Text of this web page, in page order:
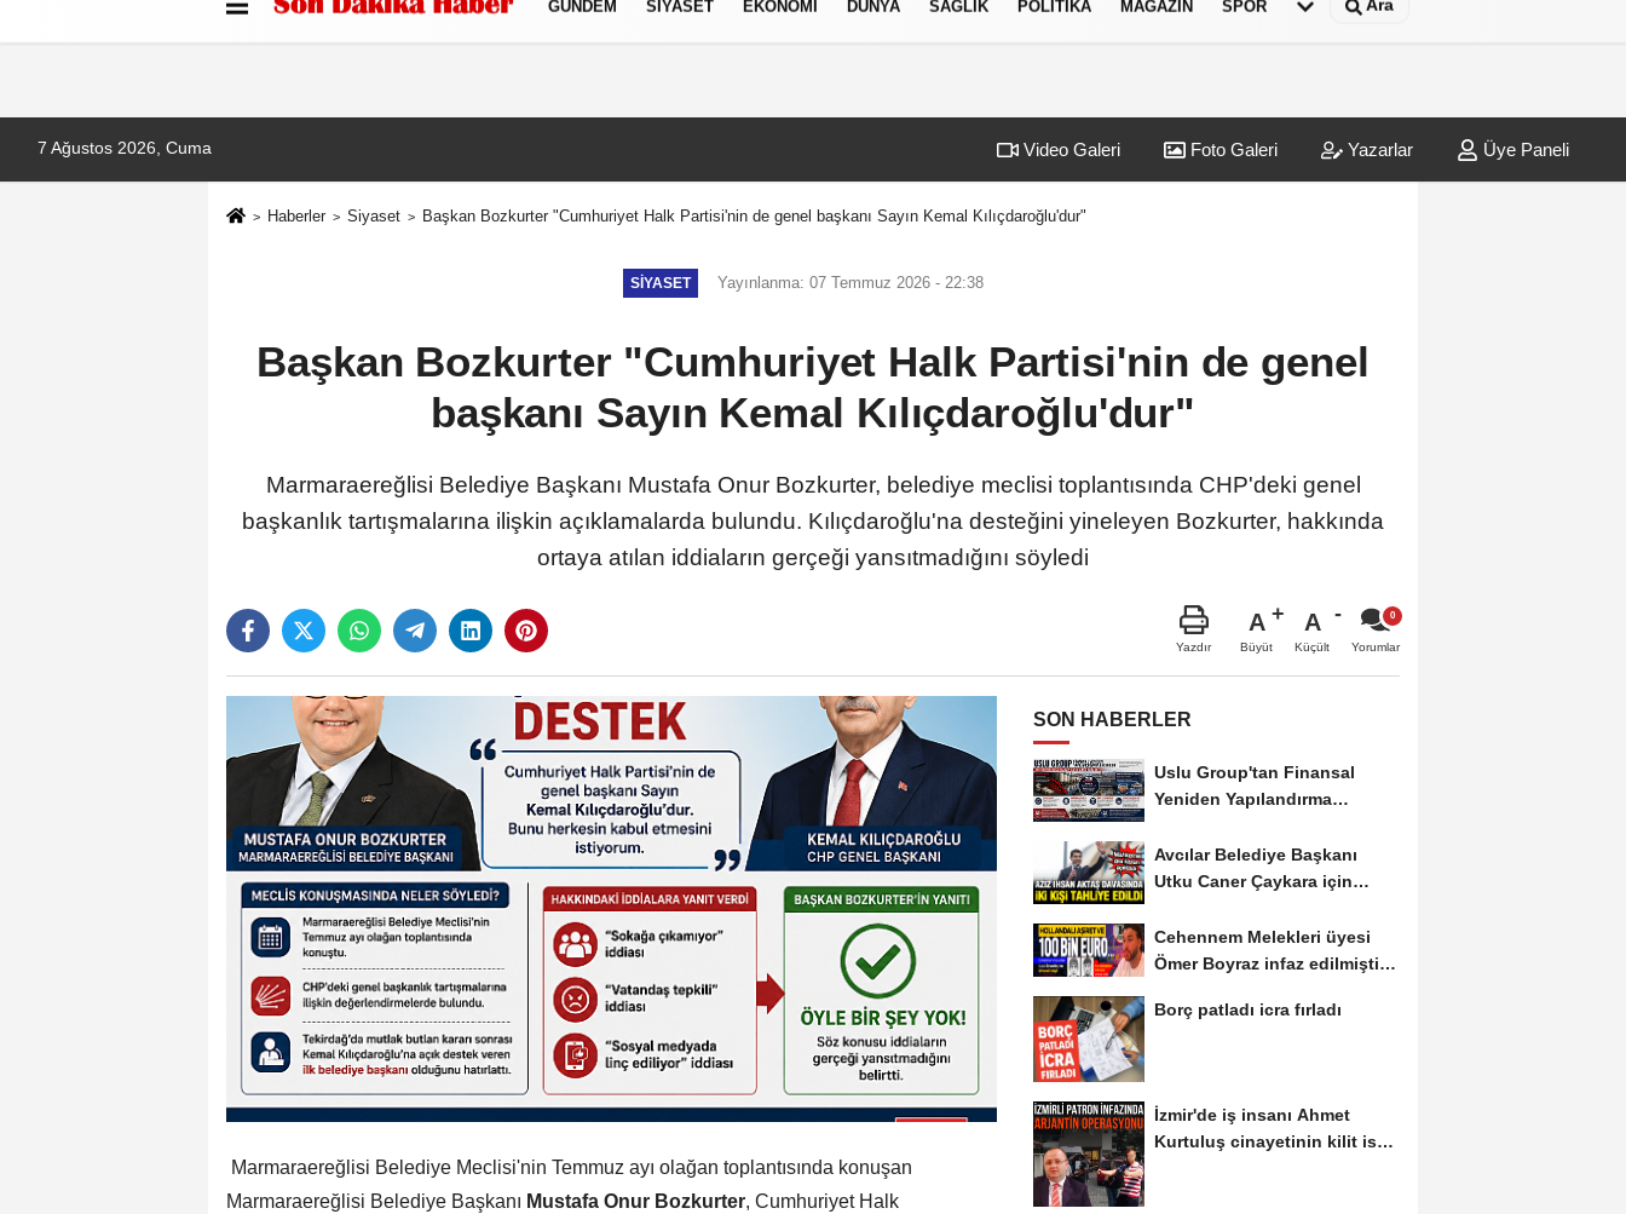
GÜNDEM SIYASET EKONOMI DÜNYA SAĞLIK POLITIKA MAGAZIN SPOR Ara
7 Ağustos 2026, Cuma Video Galeri Foto Galeri Yazarlar Üye Paneli
Haberler Siyaset Başkan Bozkurter "Cumhuriyet Halk Partisi'nin de genel başkanı Sayın Kemal Kılıçdaroğlu'dur"
SIYASET Yayınlanma: 07 Temmuz 2026 - 22:38
Başkan Bozkurter "Cumhuriyet Halk Partisi'nin de genel
başkanı Sayın Kemal Kılıçdaroğlu'dur"
Marmaraereğlisi Belediye Başkanı Mustafa Onur Bozkurter, belediye meclisi toplantısında CHP'deki genel
başkanlık tartışmalarına ilişkin açıklamalarda bulundu. Kılıçdaroğlu'na desteğini yineleyen Bozkurter, hakkında
ortaya atılan iddiaların gerçeği yansıtmadığını söyledi
Yazdır
A
Büyüt
A
Küçült Yorumlar
Marmaraereğlisi Belediye Meclisi'nin Temmuz ayı olağan toplantısında konuşan
Marmaraereğlisi Belediye Başkanı Mustafa Onur Bozkurter, Cumhuriyet Halk
SON HABERLER
Uslu Group'tan Finansal
Yeniden Yapılandırma
Avcılar Belediye Başkanı
Utku Caner Çaykara için
Cehennem Melekleri üyesi
Ömer Boyraz infaz edilmişti!
Borç patladı icra fırladı
İzmir'de iş insanı Ahmet
Kurtuluş cinayetinin kilit ismi